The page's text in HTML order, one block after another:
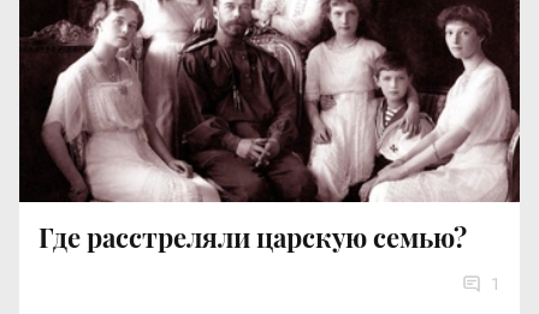
Где расстреляли царскую семью?
1